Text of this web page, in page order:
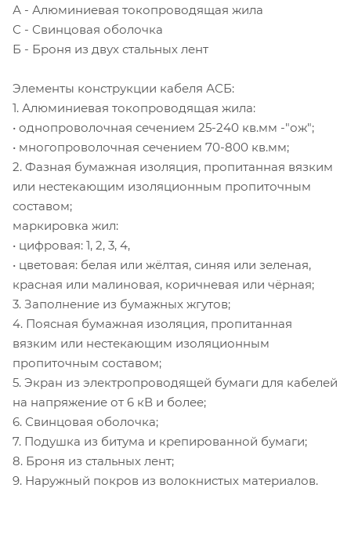
А - Алюминиевая токопроводящая жила
С - Свинцовая оболочка
Б - Броня из двух стальных лент
Элементы конструкции кабеля АСБ:
1. Алюминиевая токопроводящая жила:
• однопроволочная сечением 25-240 кв.мм -"ож";
• многопроволочная сечением 70-800 кв.мм;
2. Фазная бумажная изоляция, пропитанная вязким
или нестекающим изоляционным пропиточным
составом;
маркировка жил:
• цифровая: 1, 2, 3, 4,
• цветовая: белая или жёлтая, синяя или зеленая,
красная или малиновая, коричневая или чёрная;
3. Заполнение из бумажных жгутов;
4. Поясная бумажная изоляция, пропитанная
вязким или нестекающим изоляционным
пропиточным составом;
5. Экран из электропроводящей бумаги для кабелей
на напряжение от 6 кВ и более;
6. Свинцовая оболочка;
7. Подушка из битума и крепированной бумаги;
8. Броня из стальных лент;
9. Наружный покров из волокнистых материалов.